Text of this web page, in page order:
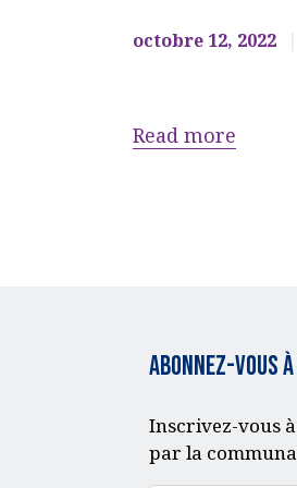
octobre 12, 2022
Read more
Abonnez-vous
Inscrivez-vous
par la